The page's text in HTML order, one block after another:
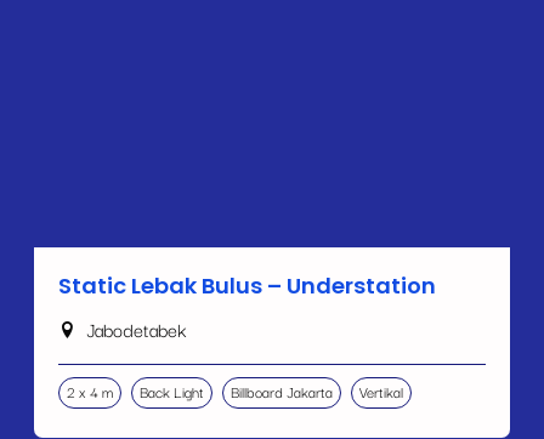
Static Lebak Bulus – Understation
Jabodetabek
2 x 4 m Back Light Billboard Jakarta Vertikal